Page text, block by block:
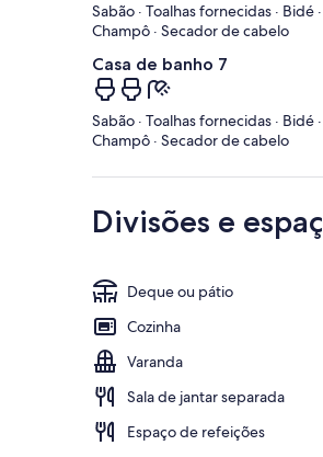
Sabão · Toalhas fornecidas · Bidé
Champô · Secador de cabelo
Casa de banho 7
Sabão · Toalhas fornecidas · Bidé
Champô · Secador de cabelo
Divisões e
Deque ou pátio
Cozinha
Varanda
Sala de jantar separada
Espaço de refeições